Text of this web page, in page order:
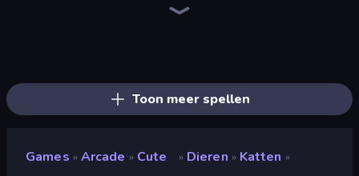
Toon meer spellen
Games » Arcade » Cute » Dieren » Katten »